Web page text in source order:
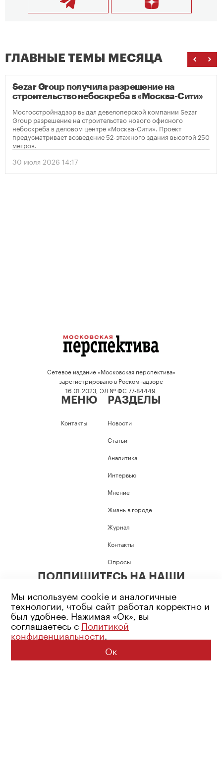
ГЛАВНЫЕ ТЕМЫ МЕСЯЦА
Sezar Group получила разрешение на
строительство небоскреба в «Москва-Сити»
Мосгосстройнадзор выдал девелоперской компании Sezar
Group разрешение на строительство нового офисного
небоскреба в деловом центре «Москва-Сити». Проект
предусматривает возведение 52-этажного здания высотой 250
метров.
30 июля 2026 14:17
Сетевое издание «Московская перспектива»
зарегистрировано в Роскомнадзоре
16.01.2023, ЭЛ № ФС 77-84449.
МЕНЮ
Контакты
РАЗДЕЛЫ
Новости
Статьи
Аналитика
Интервью
Мнение
Жизнь в городе
Журнал
Контакты
Опросы
ПОДПИШИТЕСЬ НА НАШИ
Возрастное ограничение: 16+
Политика конфиденциальности
© 2026 Все права защищены
Мы используем cookie и аналогичные
технологии, чтобы сайт работал корректно и
был удобнее. Нажимая «Ок», вы
соглашаетесь с Политикой
конфиденциальности.
Ок